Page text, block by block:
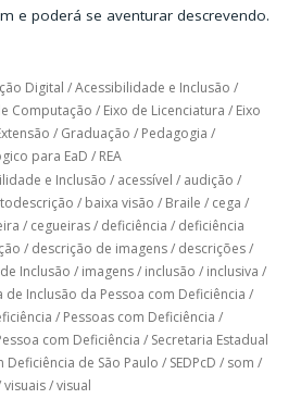
e poderá se aventurar descrevendo.
Digital /Acessibilidade e Inclusão /
Computação / Eixo de Licenciatura / Eixo
/ Graduação / Pedagogia /
para EaD / REA
e Inclusão / acessível / audição /
/ baixa visão / Braile / cega /
/ cegueiras/ deficiência / deficiência
/ descrição de imagens/ descrições/
Inclusão / imagens/ inclusão / inclusiva /
de Inclusão da Pessoa com Deficiência /
/ Pessoas com Deficiência /
com Deficiência / Secretaria Estadual
de São Paulo / SEDPcD / som /
visuais/visual